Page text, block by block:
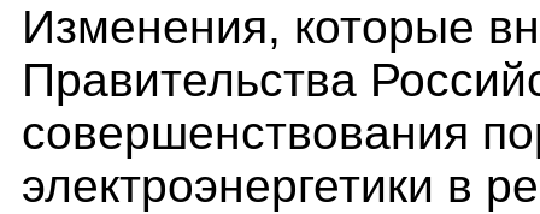
Изменения, которые
Правительства
совершенствования
электроэнергетики в